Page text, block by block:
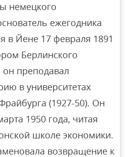
немецкого
ежегодника
в Йене 17 февраля 1891
Берлинского
он преподавал
в университетах
(1927-50). Он
1950 года, читая
школе экономики.
возвращение к